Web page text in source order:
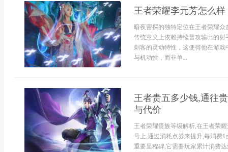
王者荣耀李元芳怎么
暗夜密探的独特定位在王者荣耀
传统意义上依赖持续普攻输出的
刺客的灵动特性，这使得他在游
与机动性，而非单...
王者贵五多少钱,通往
与代价
王者荣耀贵族等级解析,在王者荣
号上,通过消耗点券来提升,每消费
重要里程碑,它需要玩家累计消费